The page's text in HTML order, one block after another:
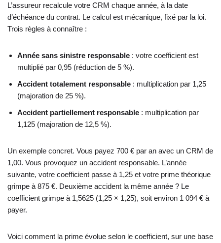
L’assureur recalcule votre CRM chaque année, à la date
d’échéance du contrat. Le calcul est mécanique, fixé par la loi.
Trois règles à connaître :
Année sans sinistre responsable : votre coefficient est
multiplié par 0,95 (réduction de 5 %).
Accident totalement responsable : multiplication par 1,25
(majoration de 25 %).
Accident partiellement responsable : multiplication par
1,125 (majoration de 12,5 %).
Un exemple concret. Vous payez 700 € par an avec un CRM de
1,00. Vous provoquez un accident responsable. L’année
suivante, votre coefficient passe à 1,25 et votre prime théorique
grimpe à 875 €. Deuxième accident la même année ? Le
coefficient grimpe à 1,5625 (1,25 × 1,25), soit environ 1 094 € à
payer.
Voici comment la prime évolue selon le coefficient, sur une base